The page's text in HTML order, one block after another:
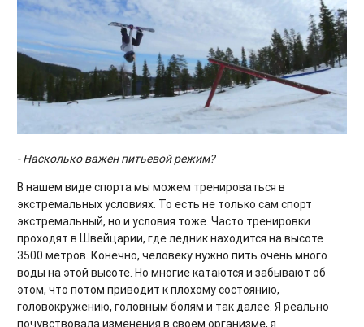
- Насколько важен питьевой режим?
В нашем виде спорта мы можем тренироваться в
экстремальных условиях. То есть не только сам спорт
экстремальный, но и условия тоже. Часто тренировки
проходят в Швейцарии, где ледник находится на высоте
3500 метров. Конечно, человеку нужно пить очень много
воды на этой высоте. Но многие катаются и забывают об
этом, что потом приводит к плохому состоянию,
головокружению, головным болям и так далее. Я реально
почувствовала изменения в своем организме, я